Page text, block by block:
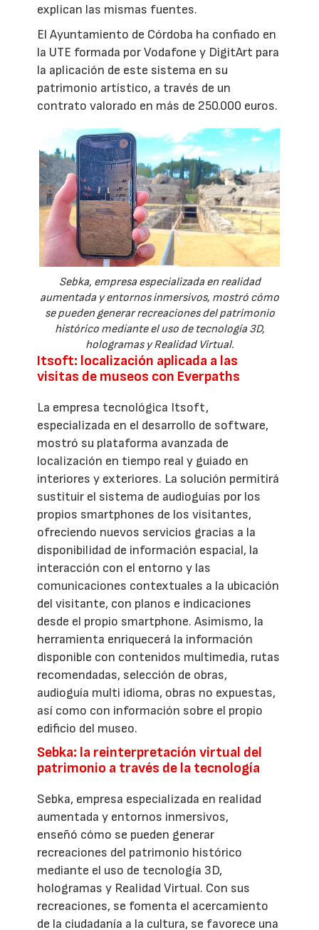
explican las mismas fuentes.
El Ayuntamiento de Córdoba ha confiado en
la UTE formada por Vodafone y DigitArt para
la aplicación de este sistema en su
patrimonio artístico, a través de un
contrato valorado en más de 250.000 euros.
Sebka, empresa especializada en realidad
aumentada y entornos inmersivos, mostró cómo
se pueden generar recreaciones del patrimonio
histórico mediante el uso de tecnología 3D,
hologramas y Realidad Virtual.
Itsoft: localización aplicada a las
visitas de museos con Everpaths
La empresa tecnológica Itsoft,
especializada en el desarrollo de software,
mostró su plataforma avanzada de
localización en tiempo real y guiado en
interiores y exteriores. La solución permitirá
sustituir el sistema de audioguías por los
propios smartphones de los visitantes,
ofreciendo nuevos servicios gracias a la
disponibilidad de información espacial, la
interacción con el entorno y las
comunicaciones contextuales a la ubicación
del visitante, con planos e indicaciones
desde el propio smartphone. Asimismo, la
herramienta enriquecerá la información
disponible con contenidos multimedia, rutas
recomendadas, selección de obras,
audioguía multi idioma, obras no expuestas,
así como con información sobre el propio
edificio del museo.
Sebka: la reinterpretación virtual del
patrimonio a través de la tecnología
Sebka, empresa especializada en realidad
aumentada y entornos inmersivos,
enseñó cómo se pueden generar
recreaciones del patrimonio histórico
mediante el uso de tecnología 3D,
hologramas y Realidad Virtual. Con sus
recreaciones, se fomenta el acercamiento
de la ciudadanía a la cultura, se favorece una